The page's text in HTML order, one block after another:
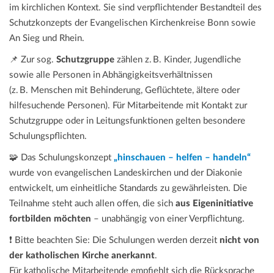
im kirchlichen Kontext. Sie sind verpflichtender Bestandteil des
Schutzkonzepts der Evangelischen Kirchenkreise Bonn sowie
An Sieg und Rhein.
📌 Zur sog. Schutzgruppe zählen z. B. Kinder, Jugendliche
sowie alle Personen in Abhängigkeitsverhältnissen
(z. B. Menschen mit Behinderung, Geflüchtete, ältere oder
hilfesuchende Personen). Für Mitarbeitende mit Kontakt zur
Schutzgruppe oder in Leitungsfunktionen gelten besondere
Schulungspflichten.
🧩 Das Schulungskonzept „hinschauen – helfen – handeln“
wurde von evangelischen Landeskirchen und der Diakonie
entwickelt, um einheitliche Standards zu gewährleisten. Die
Teilnahme steht auch allen offen, die sich aus Eigeninitiative
fortbilden möchten – unabhängig von einer Verpflichtung.
❗ Bitte beachten Sie: Die Schulungen werden derzeit nicht von
der katholischen Kirche anerkannt.
Für katholische Mitarbeitende empfiehlt sich die Rücksprache